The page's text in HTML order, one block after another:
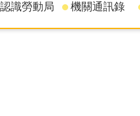
認識勞動局 機關通訊錄